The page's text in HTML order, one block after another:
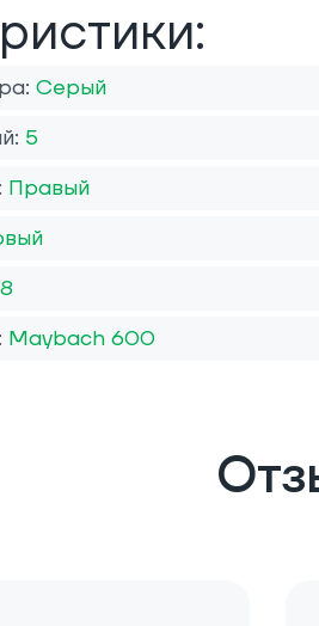
Серый
5
Правый
Maybach 600